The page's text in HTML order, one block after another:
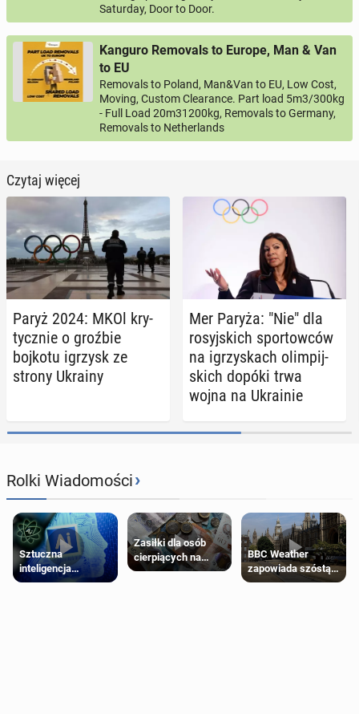
Saturday, Door to Door.
Kanguro Removals to Europe, Man & Van
to EU
Removals to Poland, Man&Van to EU, Low Cost,
Moving, Custom Clearance. Part load 5m3/300kg
- Full Load 20m31200kg, Removals to Germany,
Removals to Netherlands
Czytaj więcej
Paryż 2024: MKOl kry­
tycz­nie o groźbie
bojkotu igrzysk ze
strony Ukrainy
Mer Paryża: "Nie" dla
ro­syj­skich spor­tow­ców
na igrzy­skach olim­pij­
skich dopóki trwa
wojna na Ukra­inie
Rolki Wiadomości›
Sztuczna
inteligencja
próbowała oszukać
Zasiłki dla osób
cierpiących na
schorzenia
BBC Weather
zapowiada szóstą
falę upałów w